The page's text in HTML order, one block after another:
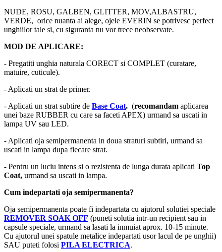
NUDE, ROSU, GALBEN, GLITTER, MOV,ALBASTRU,
VERDE, orice nuanta ai alege, ojele EVERIN se potrivesc perfect
unghiilor tale si, cu siguranta nu vor trece neobservate.
MOD DE APLICARE:
- Pregatiti unghia naturala CORECT si COMPLET (curatare,
matuire, cuticule).
- Aplicati un strat de primer.
- Aplicati un strat subtire de Base Coat. (recomandam aplicarea
unei baze RUBBER cu care sa faceti APEX) urmand sa uscati in
lampa UV sau LED.
- Aplicati oja semipermanenta in doua straturi subtiri, urmand sa
uscati in lampa dupa fiecare strat.
- Pentru un luciu intens si o rezistenta de lunga durata aplicati Top
Coat, urmand sa uscati in lampa.
Cum indepartati oja semipermanenta?
Oja semipermanenta poate fi indepartata cu ajutorul solutiei speciale
REMOVER SOAK OFF (puneti solutia intr-un recipient sau in
capsule speciale, urmand sa lasati la inmuiat aprox. 10-15 minute.
Cu ajutorul unei spatule metalice indepartati usor lacul de pe unghii)
SAU puteti folosi PILA ELECTRICA.